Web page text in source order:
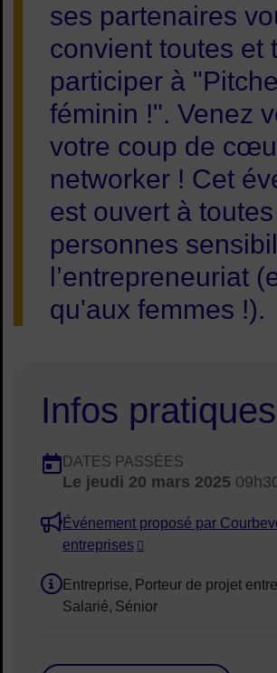
ses partenaires
convient toutes et
participer à
féminin !". Venez
votre coup de
networker ! Cet
est ouvert à
personnes
l’entrepreneuriat
qu'aux femmes !).
Infos pratiques
Dates :
Dates en cours
DATES PASSÉES
Le jeudi 20 mars 2025
Événement proposé par
entreprises
Public concerné :
Entreprise
Porteur de projet
Salarié Sénior